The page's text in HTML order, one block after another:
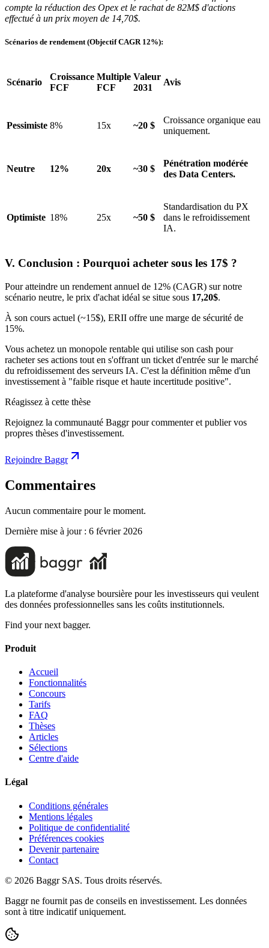
compte la réduction des Opex et le rachat de 82M$ d'actions
effectué à un prix moyen de 14,70$.
Scénarios de rendement (Objectif CAGR 12%):
Scénario
Croissance
FCF
Multiple
FCF
Valeur
2031
Avis
Pessimiste 8% 15x ~20 $
Croissance organique eau
uniquement.
Neutre 12% 20x ~30 $
Pénétration modérée
des Data Centers.
Optimiste 18% 25x ~50 $
Standardisation du PX
dans le refroidissement
IA.
V. Conclusion : Pourquoi acheter sous les 17$ ?
Pour atteindre un rendement annuel de 12% (CAGR) sur notre
scénario neutre, le prix d'achat idéal se situe sous 17,20$.
À son cours actuel (~15$), ERII offre une marge de sécurité de
15%.
Vous achetez un monopole rentable qui utilise son cash pour
racheter ses actions tout en s'offrant un ticket d'entrée sur le marché
du refroidissement des serveurs IA. C'est la définition même d'un
investissement à "faible risque et haute incertitude positive".
Réagissez à cette thèse
Rejoignez la communauté Baggr pour commenter et publier vos
propres thèses d'investissement.
Rejoindre Baggr
Commentaires
Aucun commentaire pour le moment.
Dernière mise à jour : 6 février 2026
La plateforme d'analyse boursière pour les investisseurs qui veulent
des données professionnelles sans les coûts institutionnels.
Find your next bagger.
Produit
Accueil
Fonctionnalités
Concours
Tarifs
FAQ
Thèses
Articles
Sélections
Centre d'aide
Légal
Conditions générales
Mentions légales
Politique de confidentialité
Préférences cookies
Devenir partenaire
Contact
© 2026 Baggr SAS. Tous droits réservés.
Baggr ne fournit pas de conseils en investissement. Les données
sont à titre indicatif uniquement.